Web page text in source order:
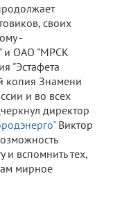
своих
-
и ОАО "МРСК
"Эстафета
копия Знамени
и во всех
директор
Виктор
и вспомнить тех,
мирное